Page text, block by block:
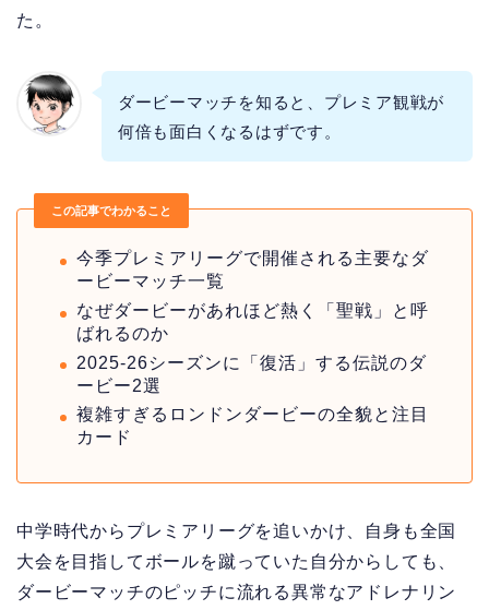
た。
ダービーマッチを知ると、プレミア観戦が
何倍も面白くなるはずです。
この記事でわかること
今季プレミアリーグで開催される主要なダ
ービーマッチ一覧
なぜダービーがあれほど熱く「聖戦」と呼
ばれるのか
2025-26シーズンに「復活」する伝説のダ
ービー2選
複雑すぎるロンドンダービーの全貌と注目
カード
中学時代からプレミアリーグを追いかけ、自身も全国
大会を目指してボールを蹴っていた自分からしても、
ダービーマッチのピッチに流れる異常なアドレナリン